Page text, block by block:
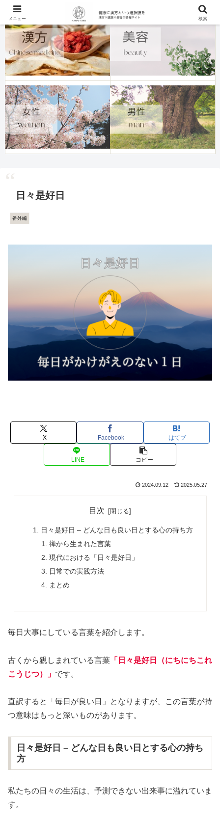
日々是好日
番外編
X Facebook はてブ
LINE コピー
2024.09.12 2025.05.27
目次
日々是好日 – どんな日も良い日とする心の持ち方
禅から生まれた言葉
現代における「日々是好日」
日常での実践方法
まとめ
毎日大事にしている言葉を紹介します。
古くから親しまれている言葉 「日々是好日（にちにちこれ
こうじつ）」 です。
直訳すると「毎日が良い日」となりますが、この言葉が持
つ意味はもっと深いものがあります。
日々是好日 – どんな日も良い日とする心の持ち
方
私たちの日々の生活は、予測できない出来事に溢れていま
す。
メニュー 検索